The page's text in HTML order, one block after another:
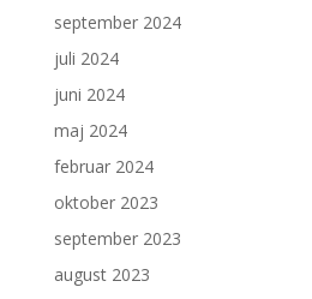
september 2024
juli 2024
juni 2024
maj 2024
februar 2024
oktober 2023
september 2023
august 2023